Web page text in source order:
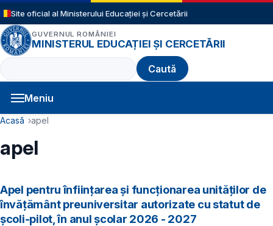
Sari la conținutul principal
Site oficial al Ministerului Educației și Cercetării
GUVERNUL ROMÂNIEI
MINISTERUL EDUCAȚIEI ȘI CERCETĂRII
Caută
Meniu
Navigație principală
Cale de navigare
Acasă apel
apel
Apel pentru înființarea și funcționarea unităților de
învățământ preuniversitar autorizate cu statut de
școli-pilot, în anul școlar 2026 - 2027